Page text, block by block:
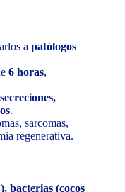
a patólogos
6 horas,
.
sarcomas,
regenerativa.
bacterias (cocos